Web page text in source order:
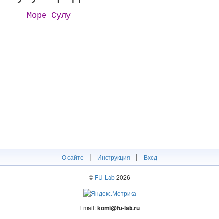
Море Сулу
О сайте | Инструкция | Вход
© FU-Lab2026
Email:komi@fu-lab.ru